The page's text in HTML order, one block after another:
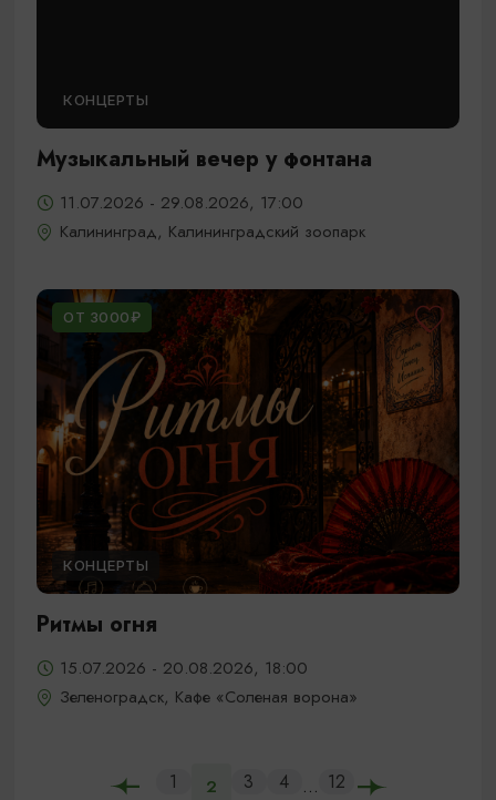
КОНЦЕРТЫ
Музыкальный вечер у фонтана
11.07.2026 - 29.08.2026, 17:00
Калининград, Калининградский зоопарк
ОТ 3000₽
КОНЦЕРТЫ
Ритмы огня
15.07.2026 - 20.08.2026, 18:00
Зеленоградск, Кафе «Соленая ворона»
1 2 3 4 ... 12